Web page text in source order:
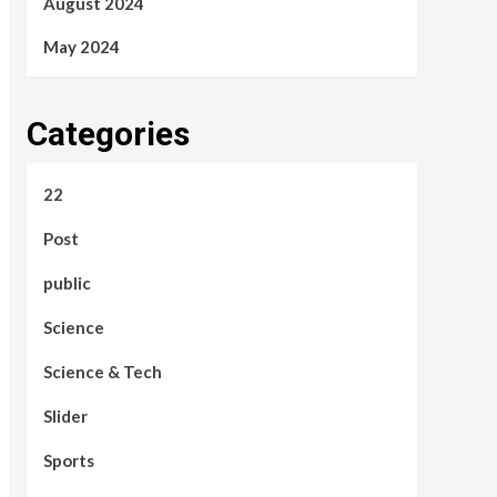
May 2024
Categories
22
Post
public
Science
Science & Tech
Slider
Sports